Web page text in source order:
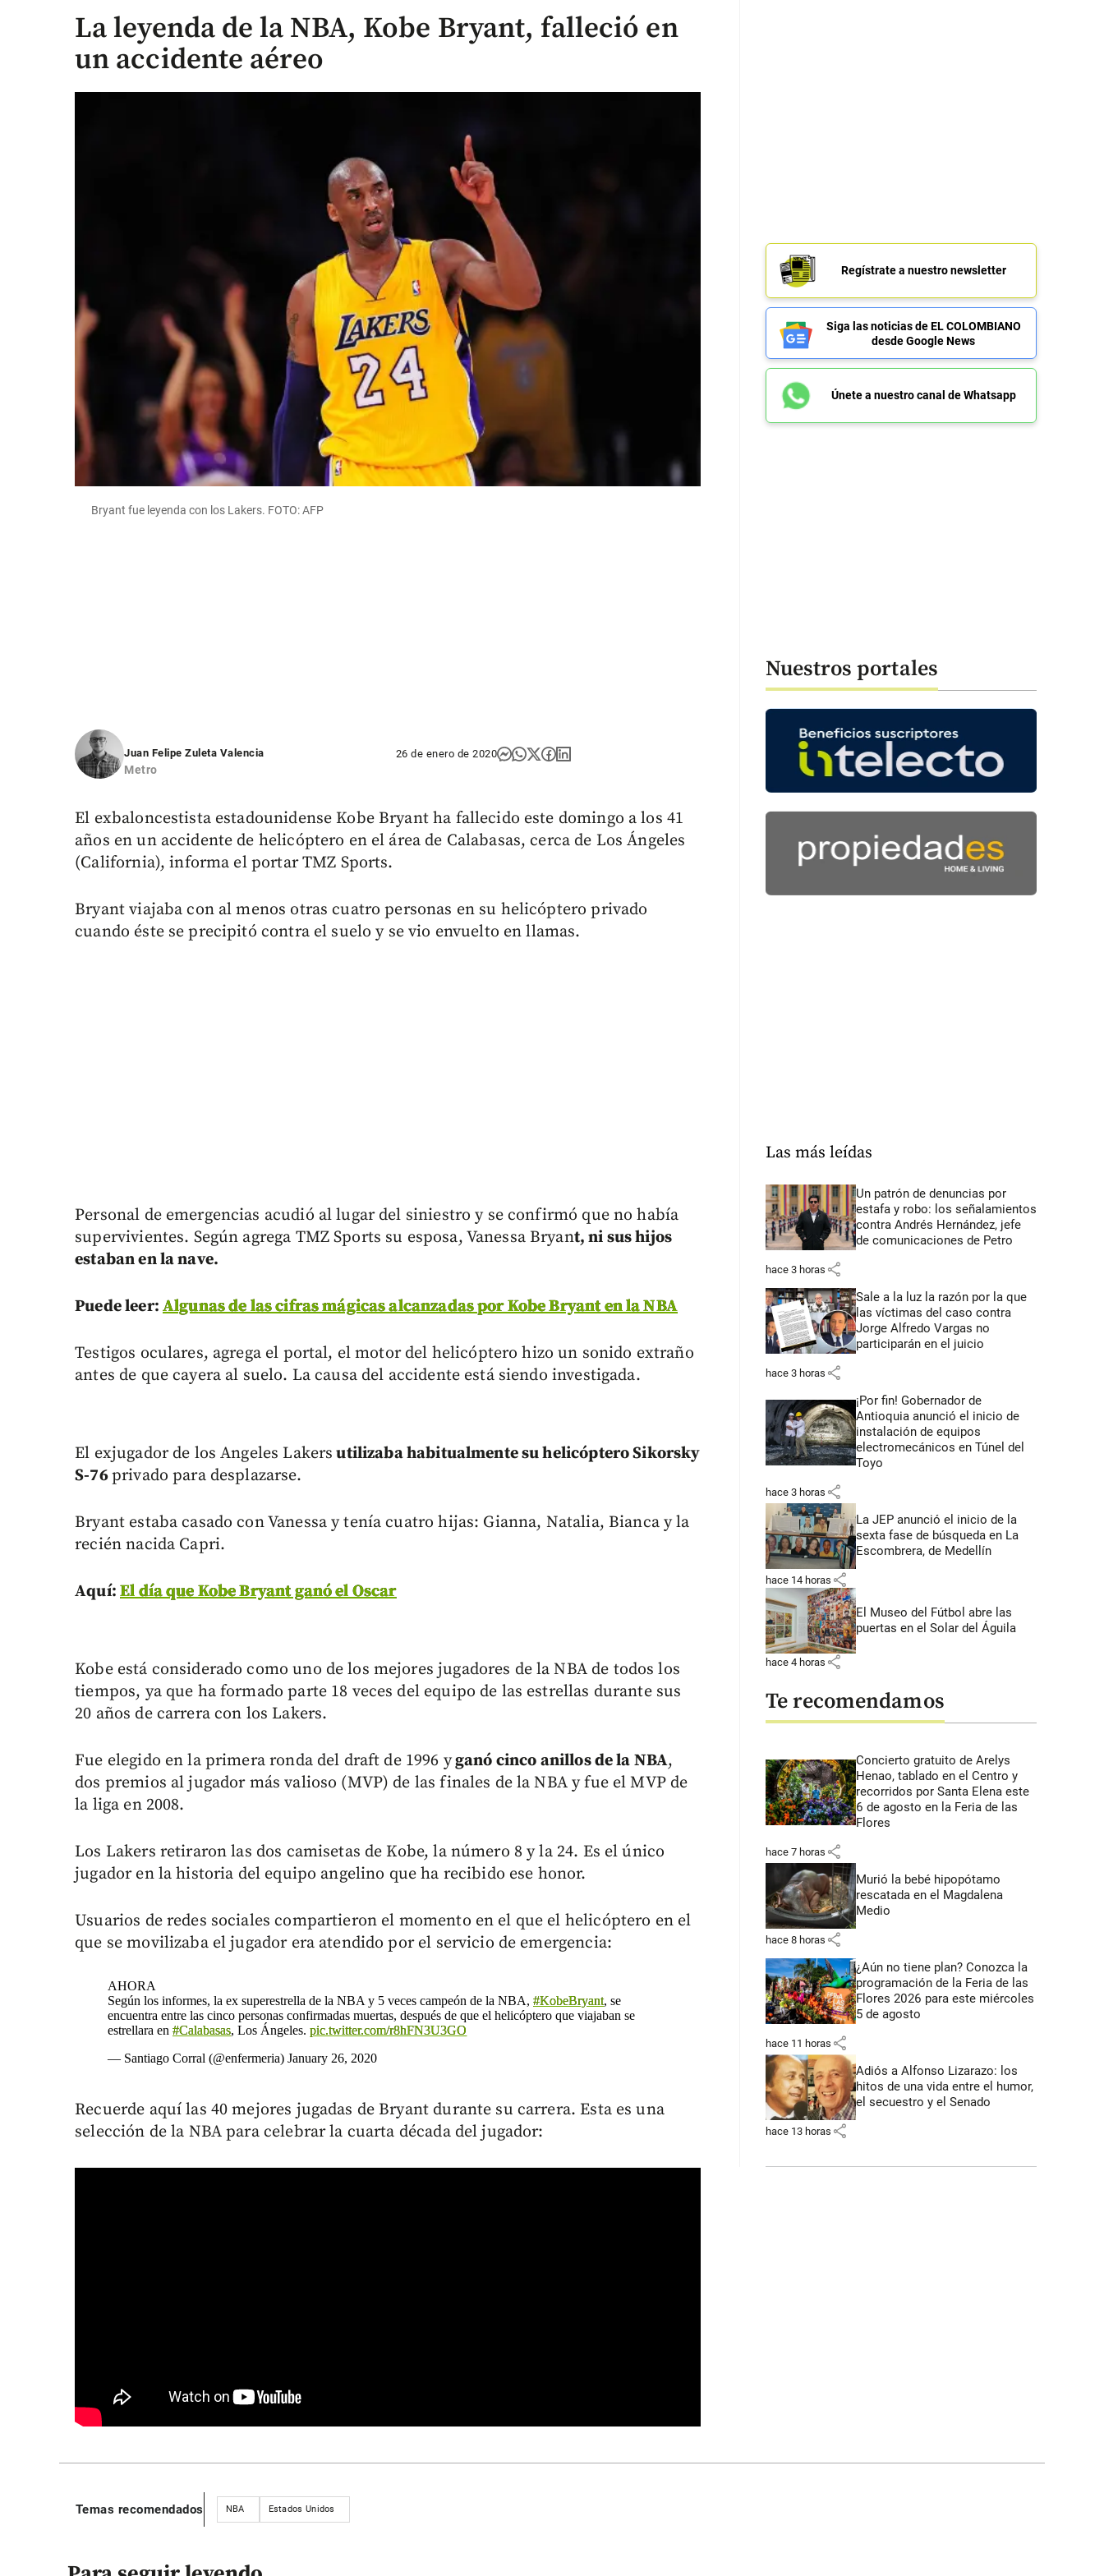
La leyenda de la NBA, Kobe Bryant, falleció en
un accidente aéreo
Bryant fue leyenda con los Lakers. FOTO: AFP
Juan Felipe Zuleta Valencia
Metro
26 de enero de 2020
El exbaloncestista estadounidense Kobe Bryant ha fallecido este domingo a los 41
años en un accidente de helicóptero en el área de Calabasas, cerca de Los Ángeles
(California), informa el portar TMZ Sports.
Bryant viajaba con al menos otras cuatro personas en su helicóptero privado
cuando éste se precipitó contra el suelo y se vio envuelto en llamas.
Personal de emergencias acudió al lugar del siniestro y se confirmó que no había
supervivientes. Según agrega TMZ Sports su esposa, Vanessa Bryant, ni sus hijos
estaban en la nave.
Puede leer: Algunas de las cifras mágicas alcanzadas por Kobe Bryant en la NBA
Testigos oculares, agrega el portal, el motor del helicóptero hizo un sonido extraño
antes de que cayera al suelo. La causa del accidente está siendo investigada.
El exjugador de los Angeles Lakers utilizaba habitualmente su helicóptero Sikorsky
S-76privado para desplazarse.
Bryant estaba casado con Vanessa y tenía cuatro hijas: Gianna, Natalia, Bianca y la
recién nacida Capri.
Aquí:El día que Kobe Bryant ganó el Oscar
Kobe está considerado como uno de los mejores jugadores de la NBA de todos los
tiempos, ya que ha formado parte 18 veces del equipo de las estrellas durante sus
20 años de carrera con los Lakers.
Fue elegido en la primera ronda del draft de 1996 yganó cinco anillos de la NBA,
dos premios al jugador más valioso (MVP) de las finales de la NBA y fue el MVP de
la liga en 2008.
Los Lakers retiraron las dos camisetas de Kobe, la número 8 y la 24. Es el único
jugador en la historia del equipo angelino que ha recibido ese honor.
Usuarios de redes sociales compartieron el momento en el que el helicóptero en el
que se movilizaba el jugador era atendido por el servicio de emergencia:
AHORA
Según los informes, la ex superestrella de la NBA y 5 veces campeón de la NBA,#KobeBryant, se
encuentra entre las cinco personas confirmadas muertas, después de que el helicóptero que viajaban se
estrellara en#Calabasas, Los Ángeles.pic.twitter.com/r8hFN3U3GO
— Santiago Corral (@enfermeria)January 26, 2020
Recuerde aquí las 40 mejores jugadas de Bryant durante su carrera. Esta es una
selección de la NBA para celebrar la cuarta década del jugador:
Regístrate a nuestro newsletter
Siga las noticias de EL COLOMBIANO
desde Google News
Únete a nuestro canal de Whatsapp
Nuestros portales
Las más leídas
Un patrón de denuncias por
estafa y robo: los señalamientos
contra Andrés Hernández, jefe
de comunicaciones de Petro
hace 3 horas share
Sale a la luz la razón por la que
las víctimas del caso contra
Jorge Alfredo Vargas no
participarán en el juicio
hace 3 horas share
¡Por fin! Gobernador de
Antioquia anunció el inicio de
instalación de equipos
electromecánicos en Túnel del
Toyo
hace 3 horas share
La JEP anunció el inicio de la
sexta fase de búsqueda en La
Escombrera, de Medellín
hace 14 horas share
El Museo del Fútbol abre las
puertas en el Solar del Águila
hace 4 horas share
Te recomendamos
Concierto gratuito de Arelys
Henao, tablado en el Centro y
recorridos por Santa Elena este
6 de agosto en la Feria de las
Flores
hace 7 horas share
Murió la bebé hipopótamo
rescatada en el Magdalena
Medio
hace 8 horas share
¿Aún no tiene plan? Conozca la
programación de la Feria de las
Flores 2026 para este miércoles
5 de agosto
hace 11 horas share
Adiós a Alfonso Lizarazo: los
hitos de una vida entre el humor,
el secuestro y el Senado
hace 13 horas share
Temas recomendados NBA Estados Unidos